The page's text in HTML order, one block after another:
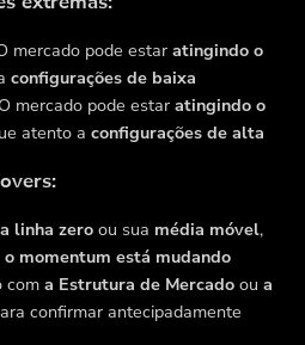
mercado pode estar atingindo o
configurações de baixa
mercado pode estar atingindo o
atento a configurações de alta
linha zeroou sua média móvel,
o momentum está mudando
com a Estrutura de Mercadoou a
confirmar antecipadamente